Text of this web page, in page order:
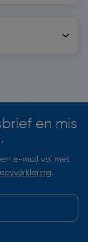
en mis
e-mail vol met
.